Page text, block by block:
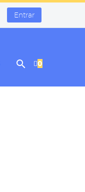
Entrar
0